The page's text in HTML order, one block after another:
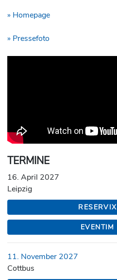
» Homepage
» Pressefoto
TERMINE
16. April 2027
Leipzig
RESERVIX
EVENTIM
11. November 2027
Cottbus